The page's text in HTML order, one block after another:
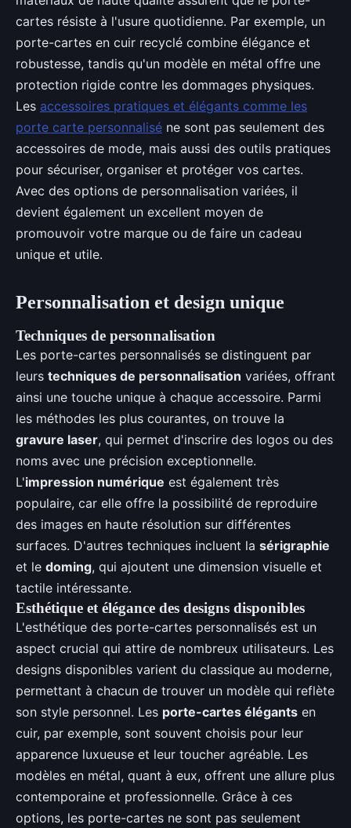
cartes résiste à l'usure quotidienne. Par exemple, un
porte-cartes en cuir recyclé combine élégance et
robustesse, tandis qu'un modèle en métal offre une
protection rigide contre les dommages physiques.
Les accessoires pratiques et élégants comme les
porte carte personnalisé ne sont pas seulement des
accessoires de mode, mais aussi des outils pratiques
pour sécuriser, organiser et protéger vos cartes.
Avec des options de personnalisation variées, il
devient également un excellent moyen de
promouvoir votre marque ou de faire un cadeau
unique et utile.
Personnalisation et design unique
Techniques de personnalisation
Les porte-cartes personnalisés se distinguent par
leurs techniques de personnalisation variées, offrant
ainsi une touche unique à chaque accessoire. Parmi
les méthodes les plus courantes, on trouve la
gravure laser, qui permet d'inscrire des logos ou des
noms avec une précision exceptionnelle.
L'impression numérique est également très
populaire, car elle offre la possibilité de reproduire
des images en haute résolution sur différentes
surfaces. D'autres techniques incluent la sérigraphie
et le doming, qui ajoutent une dimension visuelle et
tactile intéressante.
Esthétique et élégance des designs disponibles
L'esthétique des porte-cartes personnalisés est un
aspect crucial qui attire de nombreux utilisateurs. Les
designs disponibles varient du classique au moderne,
permettant à chacun de trouver un modèle qui reflète
son style personnel. Les porte-cartes élégants en
cuir, par exemple, sont souvent choisis pour leur
apparence luxueuse et leur toucher agréable. Les
modèles en métal, quant à eux, offrent une allure plus
contemporaine et professionnelle. Grâce à ces
options, les porte-cartes ne sont pas seulement